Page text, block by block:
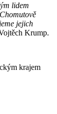
lidem
jejich
Krump.
krajem